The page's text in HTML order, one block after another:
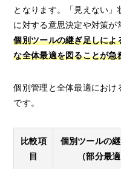
となります。「見えない
に対する意思決定や対策が
個別ツールの継ぎ足しに
な全体最適を図ることが急
個別管理と全体最適におけ
です。
比較項
目
個別ツールの
（部分最適